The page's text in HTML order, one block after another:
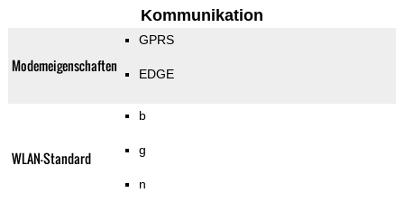
Kommunikation
Modemeigenschaften
GPRS
EDGE
WLAN-Standard
b
g
n